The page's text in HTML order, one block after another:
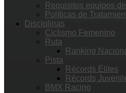
Requisitos equipos
Políticas de
Disciplinas
Ciclismo Femenino
Ruta
Ranking
Pista
Récords Élites
Récords
BMX Racing